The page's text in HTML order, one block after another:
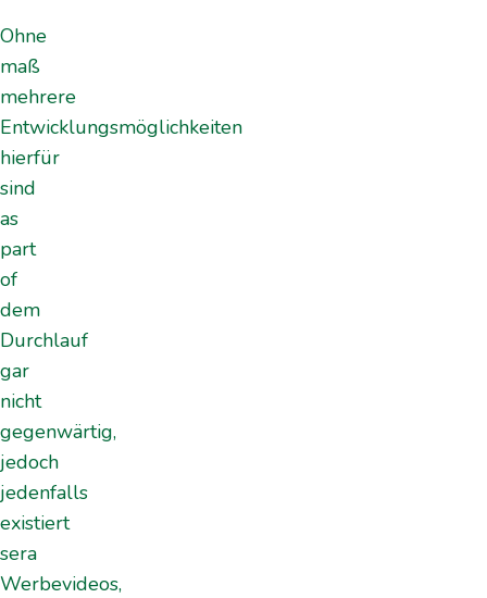
Ohne
maß
mehrere
Entwicklungsmöglichkeiten
hierfür
sind
as
part
of
dem
Durchlauf
gar
nicht
gegenwärtig,
jedoch
jedenfalls
existiert
sera
Werbevideos,